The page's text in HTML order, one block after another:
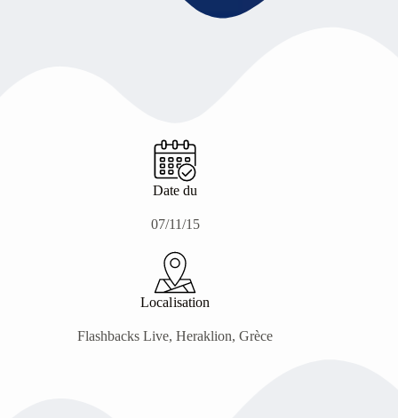
Date du
07/11/15
Localisation
Flashbacks Live, Heraklion, Grèce